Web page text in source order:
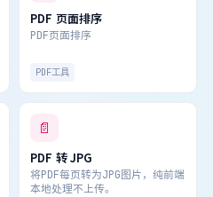
PDF 页面排序
PDF页面排序
PDF工具
📄
PDF 转 JPG
将PDF每页转为JPG图片，纯前端
本地处理不上传。